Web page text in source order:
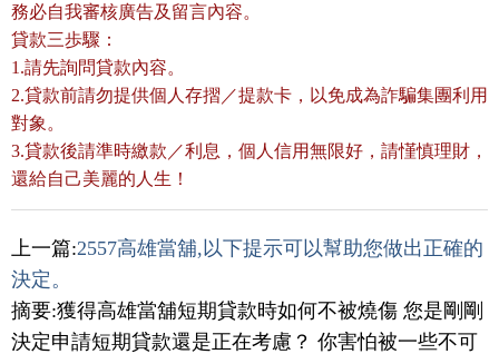
務必自我審核廣告及留言內容。
貸款三歩驟：
1.請先詢問貸款內容。
2.貸款前請勿提供個人存摺／提款卡，以免成為詐騙集團利用
對象。
3.貸款後請準時繳款／利息，個人信用無限好，請慬慎理財，
還給自己美麗的人生！
上一篇:2557高雄當舖,以下提示可以幫助您做出正確的
決定。
摘要:獲得高雄當舖短期貸款時如何不被燒傷 您是剛剛
決定申請短期貸款還是正在考慮？ 你害怕被一些不可